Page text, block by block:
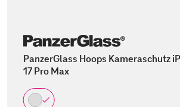
PanzerGlass Hoops Kameraschutz
17 Pro Max